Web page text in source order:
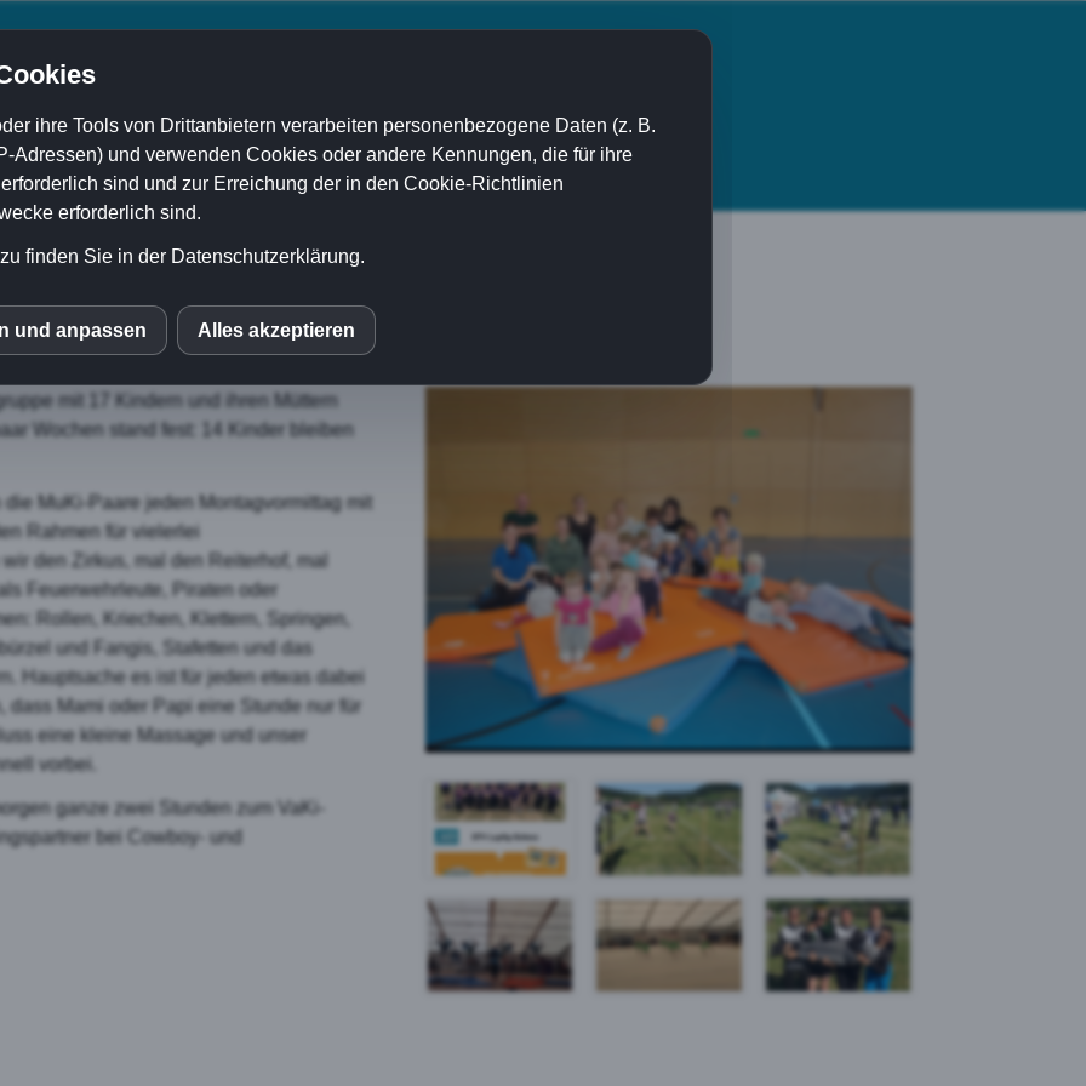
Damenturnverein Mädchenriege Kinderturnen ELKI Turnen
20
mit 17 Kindern und ihren Müttern
Wochen stand fest: 14 Kinder bleiben
MuKi-Paare jeden Montagvormittag mit
Rahmen für vielerlei
den Zirkus, mal den Reiterhof, mal
Feuerwehrleute, Piraten oder
Rollen, Kriechen, Klettern, Springen,
und Fangis, Stafetten und das
Hauptsache es ist für jeden etwas dabei
Mami oder Papi eine Stunde nur für
eine kleine Massage und unser
vorbei.
ganze zwei Stunden zum VaKi-
bei Cowboy- und
ihre Tools von Drittanbietern verarbeiten personenbezogene Daten (z. B.
Adressen) und verwenden Cookies oder andere Kennungen, die für ihre
sind und zur Erreichung der in den Cookie-Richtlinien
erforderlich sind.
finden Sie in der Datenschutzerklärung.
(Piwik)
Fonts
und anpassen Alles akzeptieren